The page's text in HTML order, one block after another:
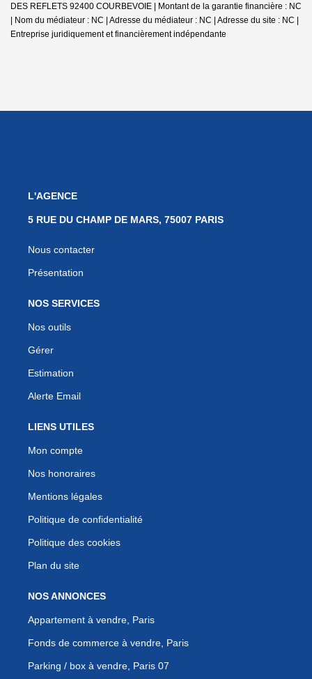
DES REFLETS 92400 COURBEVOIE | Montant de la garantie financière : NC
| Nom du médiateur : NC | Adresse du médiateur : NC | Adresse du site : NC |
Entreprise juridiquement et financièrement indépendante
L'AGENCE
5 RUE DU CHAMP DE MARS, 75007 PARIS
Nous contacter
Présentation
NOS SERVICES
Nos outils
Gérer
Estimation
Alerte Email
LIENS UTILES
Mon compte
Nos honoraires
Mentions légales
Politique de confidentialité
Politique des cookies
Plan du site
NOS ANNONCES
Appartement à vendre, Paris
Fonds de commerce à vendre, Paris
Parking / box à vendre, Paris 07